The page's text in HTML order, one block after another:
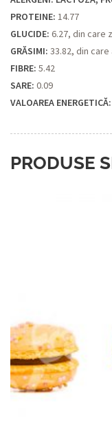
PROTEINE: 14.77
GLUCIDE: 6.27, din care
GRĂSIMI: 33.82, din
FIBRE: 5.42
SARE: 0.09
VALOAREA ENERGETICĂ:
PRODUSE